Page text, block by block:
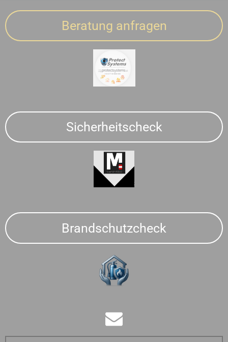
Beratung anfragen
Sicherheitscheck
Brandschutzcheck